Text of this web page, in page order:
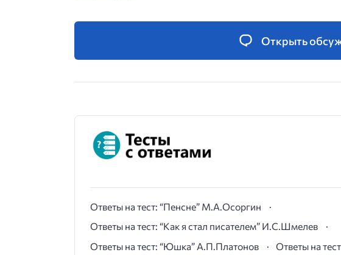
Открыть
Ответы на тест: “Пенсне” М.А.Осоргин
Ответы на тест: “Как я стал писателем” И.С.Шмелев
Ответы на тест: “Юшка” А.П.Платонов
Ответы на